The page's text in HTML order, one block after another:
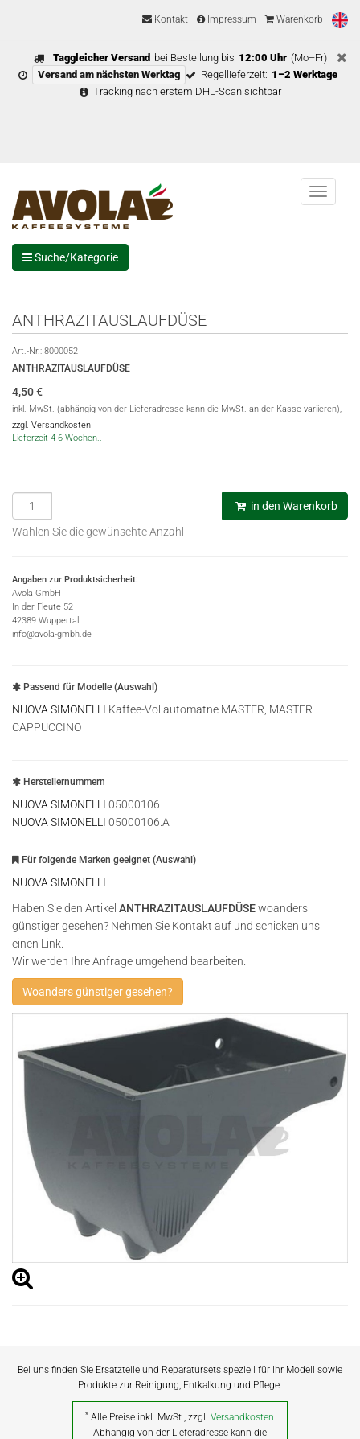
Kontakt Impressum Warenkorb
Taggleicher Versand bei Bestellung bis 12:00 Uhr (Mo–Fr)
Versand am nächsten Werktag
Regellieferzeit: 1–2 Werktage
Tracking nach erstem DHL-Scan sichtbar
Menu
Suche/Kategorie
ANTHRAZITAUSLAUFDÜSE
Art.-Nr.: 8000052
ANTHRAZITAUSLAUFDÜSE
4,50€
inkl. MwSt. (abhängig von der Lieferadresse kann die MwSt. an der Kasse variieren),
zzgl. Versandkosten
Lieferzeit 4-6 Wochen..
in den Warenkorb
Wählen Sie die gewünschte Anzahl
Angaben zur Produktsicherheit:
Avola GmbH
In der Fleute 52
42389 Wuppertal
info@avola-gmbh.de
Passend für Modelle (Auswahl)
NUOVA SIMONELLI Kaffee-Vollautomatne MASTER, MASTER
CAPPUCCINO
Herstellernummern
NUOVA SIMONELLI 05000106
NUOVA SIMONELLI 05000106.A
Für folgende Marken geeignet (Auswahl)
NUOVA SIMONELLI
Haben Sie den Artikel ANTHRAZITAUSLAUFDÜSEwoanders
günstiger gesehen? Nehmen Sie Kontakt auf und schicken uns
einen Link.
Wir werden Ihre Anfrage umgehend bearbeiten.
Woanders günstiger gesehen?
Bei uns finden Sie Ersatzteile und Reparatursets speziell für Ihr Modell sowie
Produkte zur Reinigung, Entkalkung und Pflege.
* Alle Preise inkl. MwSt., zzgl.Versandkosten
Abhängig von der Lieferadresse kann die